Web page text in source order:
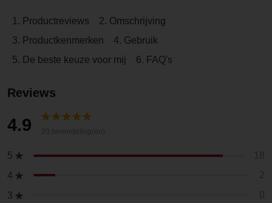
1. Productreviews
2. Omschrijving
3. Productkenmerken
4. Gebruik
5. De beste keuze voor mij
6. FAQ's
Reviews
4.9
5
4
3